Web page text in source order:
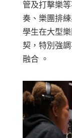
管及打擊樂
奏、樂團排
學生在大型
契，特別強
融合 。